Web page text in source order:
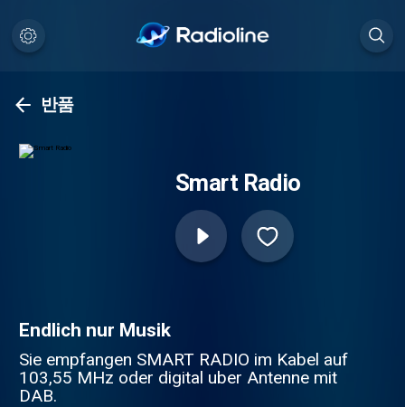
반품
Smart Radio
Endlich nur Musik
Sie empfangen SMART RADIO im Kabel auf
103,55 MHz oder digital uber Antenne mit
DAB.